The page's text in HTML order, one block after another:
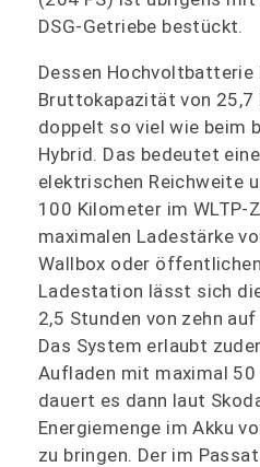
DSG-Getriebe bestückt.
Dessen Hochvoltbatterie
Bruttokapazität von 25,7
doppelt so viel wie beim
Hybrid. Das bedeutet
elektrischen Reichweite
100 Kilometer im WLTP-
maximalen Ladestärke
Wallbox oder
Ladestation lässt sich
2,5 Stunden von zehn
Das System erlaubt
Aufladen mit maximal 50
dauert es dann laut
Energiemenge im Akku
zu bringen. Der im